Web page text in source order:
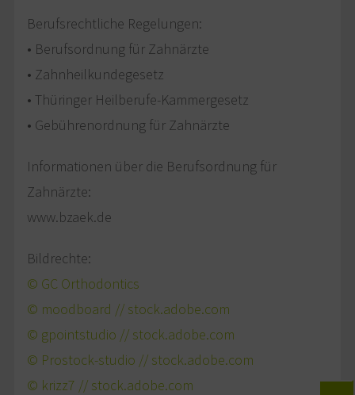
Berufsrechtliche Regelungen:
• Berufsordnung für Zahnärzte
• Zahnheilkundegesetz
• Thüringer Heilberufe-Kammergesetz
• Gebührenordnung für Zahnärzte
Informationen über die Berufsordnung für
Zahnärzte:
www.bzaek.de
Bildrechte:
© GC Orthodontics
© moodboard // stock.adobe.com
© gpointstudio // stock.adobe.com
© Prostock-studio // stock.adobe.com
© krizz7 // stock.adobe.com